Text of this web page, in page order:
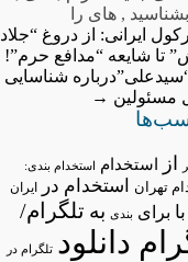
, های را
ایرانی: از دروغ “جلاد
تا شایعه “مدافع حرم”!
“سیدعلی”درباره شناسایی
مسئولین →
از استخدام استخدام بندی:
تهران استخدام در ایران
با برای بندی به تلگرام/
دانلود تلگرام در